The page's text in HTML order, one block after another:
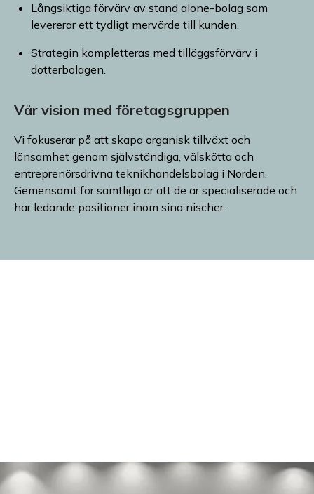
Långsiktiga förvärv av stand alone-bolag som
levererar ett tydligt mervärde till kunden.
Strategin kompletteras med tilläggsförvärv i
dotterbolagen.
Vår vision med företagsgruppen
Vi fokuserar på att skapa organisk tillväxt och
lönsamhet genom självständiga, välskötta och
entreprenörsdrivna teknikhandelsbolag i Norden.
Gemensamt för samtliga är att de är specialiserade och
har ledande positioner inom sina nischer.